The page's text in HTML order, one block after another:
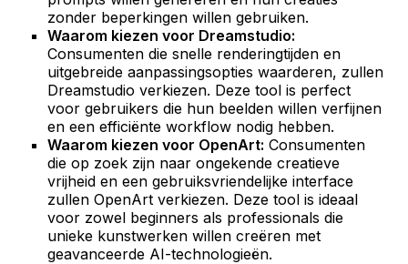
zonder beperkingen willen gebruiken.
Waarom kiezen voor Dreamstudio:
Consumenten die snelle renderingtijden en
uitgebreide aanpassingsopties waarderen, zullen
Dreamstudio verkiezen. Deze tool is perfect
voor gebruikers die hun beelden willen verfijnen
en een efficiënte workflow nodig hebben.
Waarom kiezen voor OpenArt: Consumenten
die op zoek zijn naar ongekende creatieve
vrijheid en een gebruiksvriendelijke interface
zullen OpenArt verkiezen. Deze tool is ideaal
voor zowel beginners als professionals die
unieke kunstwerken willen creëren met
geavanceerde AI-technologieën.